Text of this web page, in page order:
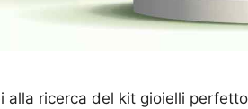
alla ricerca del kit gioielli